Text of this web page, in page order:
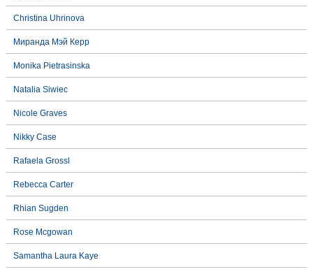
Christina Uhrinova
Миранда Мэй Керр
Monika Pietrasinska
Natalia Siwiec
Nicole Graves
Nikky Case
Rafaela Grossl
Rebecca Carter
Rhian Sugden
Rose Mcgowan
Samantha Laura Kaye